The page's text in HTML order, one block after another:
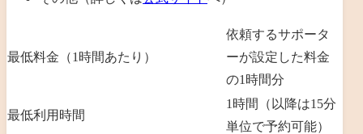
最低料金（1時間あたり）
依頼するサポータ
ーが設定した料金
の1時間分
最低利用時間
1時間（以降は15分
単位で予約可能）